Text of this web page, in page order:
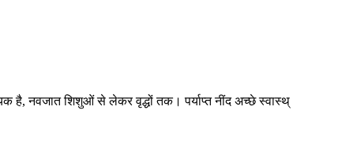
है, नवजात शिशुओं से लेकर वृद्धों तक। पर्याप्त नींद अच्छे स्वास्थ्